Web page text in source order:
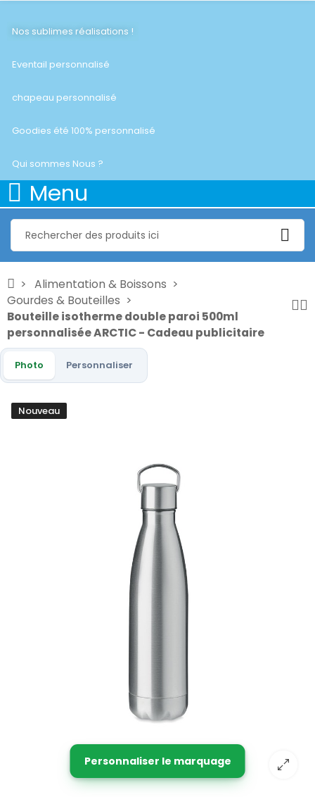
Nos sublimes réalisations !
Eventail personnalisé
chapeau personnalisé
Goodies été 100% personnalisé
Qui sommes Nous ?
Menu
Alimentation & Boissons
Gourdes & Bouteilles
Bouteille isotherme double paroi 500ml
personnalisée ARCTIC - Cadeau publicitaire
Photo Personnaliser
Nouveau
Personnaliser le marquage